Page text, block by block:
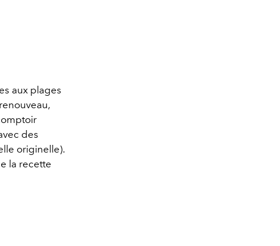
aux plages
des
originelle).
la recette